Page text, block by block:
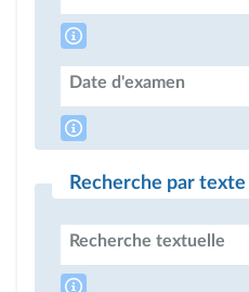
Date d'examen
Recherche par
Recherche textuelle